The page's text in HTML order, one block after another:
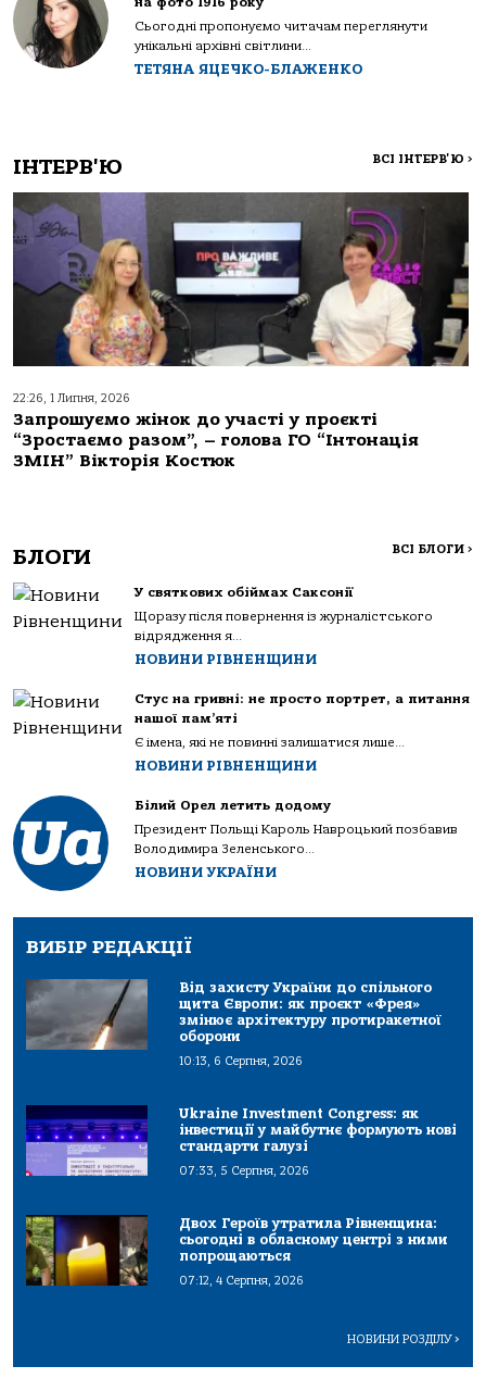
Сьогодні пропонуємо читачам переглянути
унікальні архівні світлини...
ТЕТЯНА ЯЦЕЧКО-БЛАЖЕНКО
ІНТЕРВ'Ю ВСІ ІНТЕРВ'Ю >
22:26, 1 Липня, 2026
Запрошуємо жінок до участі у проєкті
“Зростаємо разом”, – голова ГО “Інтонація
ЗМІН” Вікторія Костюк
БЛОГИ ВСІ БЛОГИ >
У святкових обіймах Саксонії
Щоразу після повернення із журналістського
відрядження я...
НОВИНИ РІВНЕНЩИНИ
Стус на гривні: не просто портрет, а питання
нашої пам’яті
Є імена, які не повинні залишатися лише...
НОВИНИ РІВНЕНЩИНИ
Білий Орел летить додому
Президент Польщі Кароль Навроцький позбавив
Володимира Зеленського...
НОВИНИ УКРАЇНИ
ВИБІР РЕДАКЦІЇ
Від захисту України до спільного
щита Європи: як проєкт «Фрея»
змінює архітектуру протиракетної
оборони
10:13, 6 Серпня, 2026
Ukraine Investment Congress: як
інвестиції у майбутнє формують нові
стандарти галузі
07:33, 5 Серпня, 2026
Двох Героїв утратила Рівненщина:
сьогодні в обласному центрі з ними
попрощаються
07:12, 4 Серпня, 2026
НОВИНИ РОЗДІЛУ>